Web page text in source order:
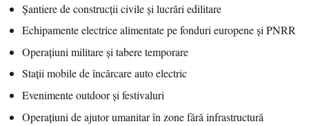
Șantiere de construcții civile și lucrări edilitare
Echipamente electrice alimentate pe fonduri europene și PNRR
Operațiuni militare și tabere temporare
Stații mobile de încărcare auto electric
Evenimente outdoor și festivaluri
Operațiuni de ajutor umanitar în zone fără infrastructură